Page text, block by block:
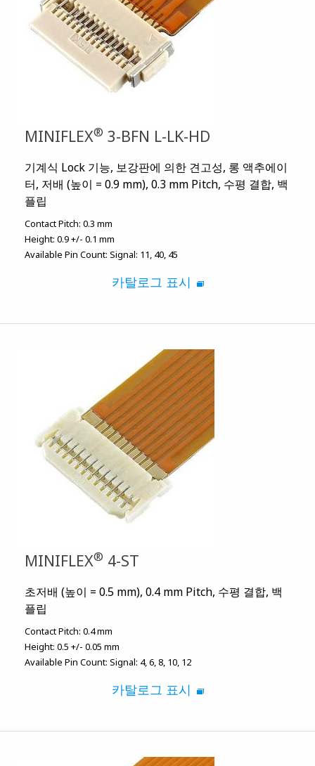
MINIFLEX® 3-BFN L-LK-HD
기계식 Lock 기능, 보강판에 의한 견고성, 롱 액추에이
터, 저배 (높이 = 0.9 mm), 0.3 mm Pitch, 수평 결합, 백
플립
Contact Pitch: 0.3 mm
Height: 0.9 +/- 0.1 mm
Available Pin Count: Signal: 11, 40, 45
카탈로그 표시
MINIFLEX® 4-ST
초저배 (높이 = 0.5 mm), 0.4 mm Pitch, 수평 결합, 백
플립
Contact Pitch: 0.4 mm
Height: 0.5 +/- 0.05 mm
Available Pin Count: Signal: 4, 6, 8, 10, 12
카탈로그 표시